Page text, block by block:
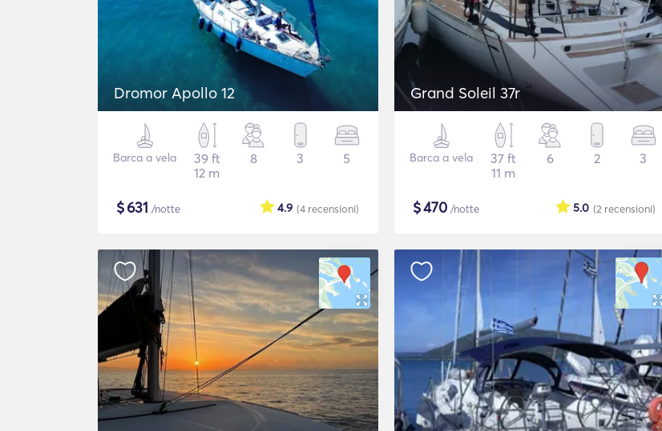
Dromor Apollo 12
Barca a vela
39 ft
12 m
8 3 5
$631 /notte (4 recensioni)
4.9
Grand Soleil 37r
Barca a vela
37 ft
11 m
6 2 3
$470 /notte (2 recensioni)
5.0